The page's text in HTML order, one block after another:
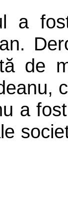
a
de
a